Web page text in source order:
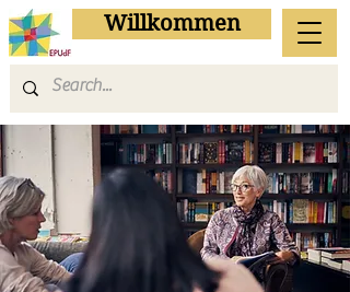
Willkommen